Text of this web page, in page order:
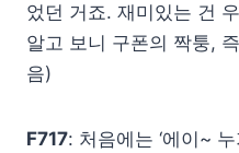
었던 거죠. 재미있는 건
알고 보니 구폰의 짝퉁,
음)
F717: 처음에는 ‘에이~